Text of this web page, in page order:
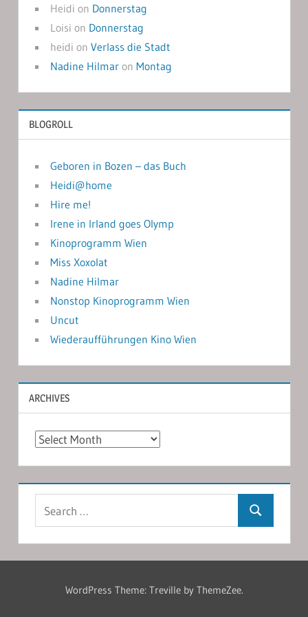
Heidi on Donnerstag
Loisi on Donnerstag
heidi on Verlass die Stadt
Nadine Hilmaron Montag
BLOGROLL
Geboren in Bozen – das Buch
Heidi@home
Hire me!
Irene in Irland goes Olymp
Kinoprogramm Wien
Miss Xoxolat
Nadine Hilmar
Nonstop Kinoprogramm Wien
Uncut
Wiederaufführungen Kino Wien
ARCHIVES
Archives
Search
WordPress Theme: Treville by ThemeZee.